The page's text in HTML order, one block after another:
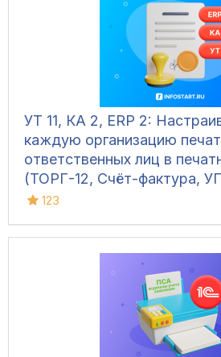
УТ 11, КА 2, ERP 2:
каждую организацию
ответственных лиц в
(ТОРГ-12, Счёт-фактура,
клиента, Акт сверки, М-15 и
123